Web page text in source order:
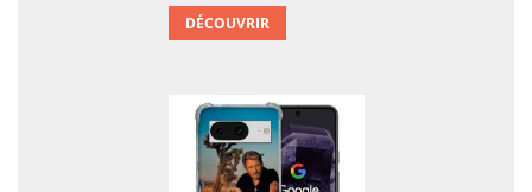
DÉCOUVRIR